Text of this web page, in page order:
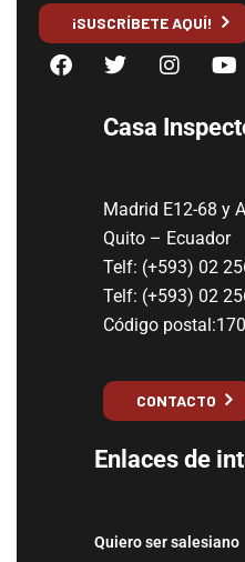
¡SUSCRÍBETE AQUÍ!
Casa
Madrid E12-68 y
Quito – Ecuador
Telf: (+593) 02
Telf: (+593) 02
Código
CONTACTO
Enlaces de
Quiero ser salesiano